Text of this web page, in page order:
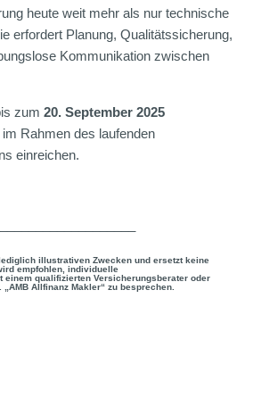
heute weit mehr als nur technische
erfordert Planung, Qualitätssicherung,
Kommunikation zwischen
zum 20. September 2025
Rahmen des laufenden
einreichen.
illustrativen Zwecken und ersetzt keine
empfohlen, individuelle
einem qualifizierten Versicherungsberater oder
„AMB Allfinanz Makler“ zu besprechen.